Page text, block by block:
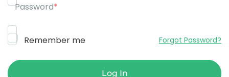
Password*
Remember me Forgot Password?